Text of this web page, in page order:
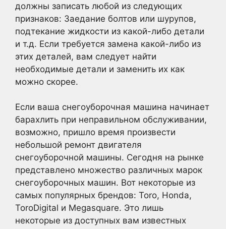
должны записать любой из следующих
признаков: Заедание болтов или шурупов,
подтекание жидкости из какой-либо детали
и т.д. Если требуется замена какой-либо из
этих деталей, вам следует найти
необходимые детали и заменить их как
можно скорее.
Если ваша снегоуборочная машина начинает
барахлить при неправильном обслуживании,
возможно, пришло время произвести
небольшой ремонт двигателя
снегоуборочной машины. Сегодня на рынке
представлено множество различных марок
снегоуборочных машин. Вот некоторые из
самых популярных брендов: Toro, Honda,
ToroDigital и Megasquare. Это лишь
некоторые из доступных вам известных